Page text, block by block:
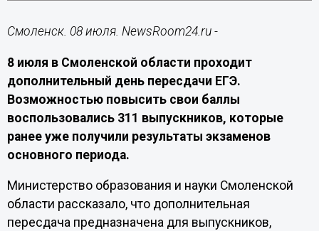
Смоленск. 08 июля. NewsRoom24.ru -
8 июля в Смоленской области проходит
дополнительный день пересдачи ЕГЭ.
Возможностью повысить свои баллы
воспользовались 311 выпускников, которые
ранее уже получили результаты экзаменов
основного периода.
Министерство образования и науки Смоленской
области рассказало, что дополнительная
пересдача предназначена для выпускников,